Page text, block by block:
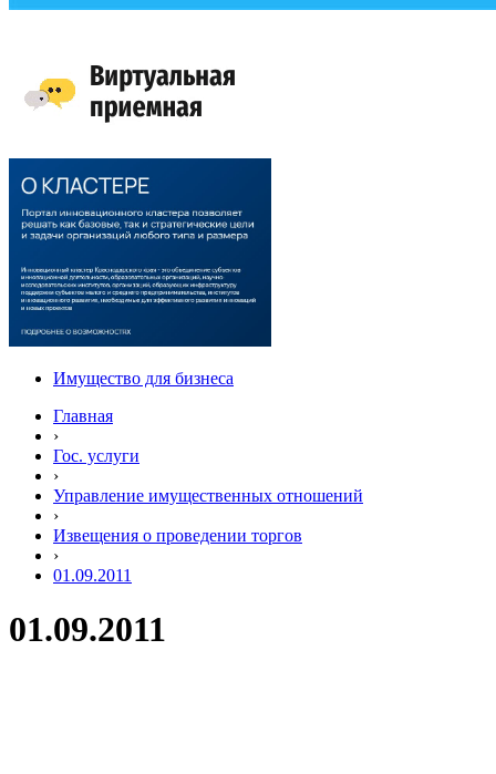
Имущество для бизнеса
Главная
›
Гос. услуги
›
Управление имущественных отношений
›
Извещения о проведении торгов
›
01.09.2011
01.09.2011